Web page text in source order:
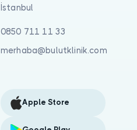
İstanbul
0850 711 11 33
merhaba@bulutklinik.com
Apple Store